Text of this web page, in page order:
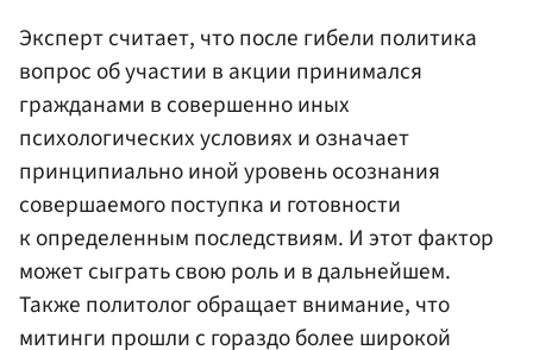
Эксперт считает, что после гибели политика
вопрос об участии в акции принимался
гражданами в совершенно иных
психологических условиях и означает
принципиально иной уровень осознания
совершаемого поступка и готовности
к определенным последствиям. И этот фактор
может сыграть свою роль и в дальнейшем.
Также политолог обращает внимание, что
митинги прошли с гораздо более широкой